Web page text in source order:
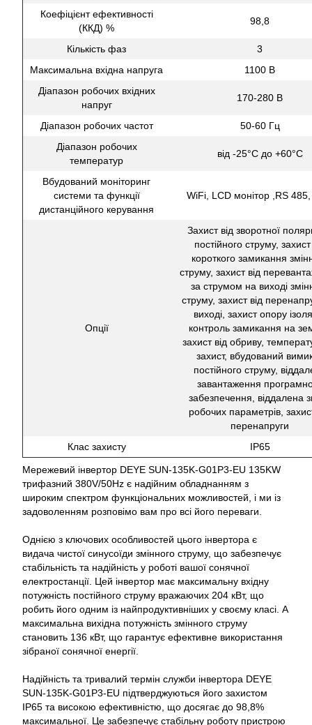
Коефіцієнт ефективності
(ККД) %
98,8
Кількість фаз
3
Максимальна вхідна напруга
1100 В
Діапазон робочих вхідних
напруг
170-280 В
Діапазон робочих частот
50-60 Гц
Діапазон робочих
температур
від -25°C до +60°C
Вбудований моніторинг
системи та функції
дистанційного керування
WiFi, LCD монітор ,RS
Опції
Захист від зворотної
постійного струму, захист
короткого замикання
струму, захист від
за струмом на виході
струму, захист від
виході, захист опору
контроль замикання на
захист від обриву,
захист, вбудований
постійного струму,
завантаження
забезпечення, віддалена
робочих параметрів,
перенапруги
Клас захисту
IP65
Мережевий інвертор DEYE SUN-135K-G01P3-EU 135KW
трифазний 380V/50Hz є надійним обладнанням з
широким спектром функціональних можливостей, і ми із
задоволенням розповімо вам про всі його переваги.
Однією з ключових особливостей цього інвертора є
видача чистої синусоїди змінного струму, що забезпечує
стабільність та надійність у роботі вашої сонячної
електростанції. Цей інвертор має максимальну вхідну
потужність постійного струму вражаючих 204 кВт, що
робить його одним із найпродуктивніших у своєму класі. А
максимальна вихідна потужність змінного струму
становить 136 кВт, що гарантує ефективне використання
зібраної сонячної енергії.
Надійність та тривалий термін служби інвертора DEYE
SUN-135K-G01P3-EU підтверджуються його захистом
IP65 та високою ефективністю, що досягає до 98,8%
максимальної. Це забезпечує стабільну роботу пристрою